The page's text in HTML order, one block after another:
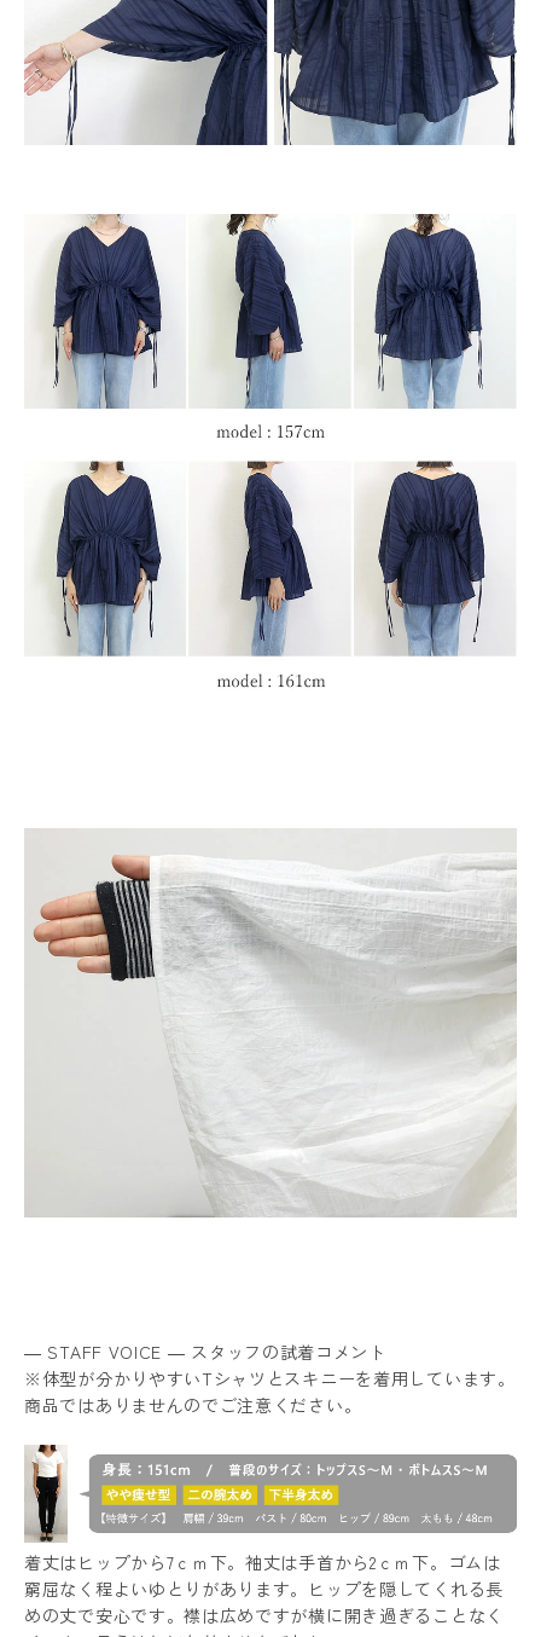
― STAFF VOICE ― スタッフの試着コメント
※体型が分かりやすいTシャツとスキニーを着用しています。
商品ではありませんのでご注意ください。
着丈はヒップから7ｃｍ下。袖丈は手首から2ｃｍ下。ゴムは
窮屈なく程よいゆとりがあります。ヒップを隠してくれる長
めの丈で安心です。襟は広めですが横に開き過ぎることなく